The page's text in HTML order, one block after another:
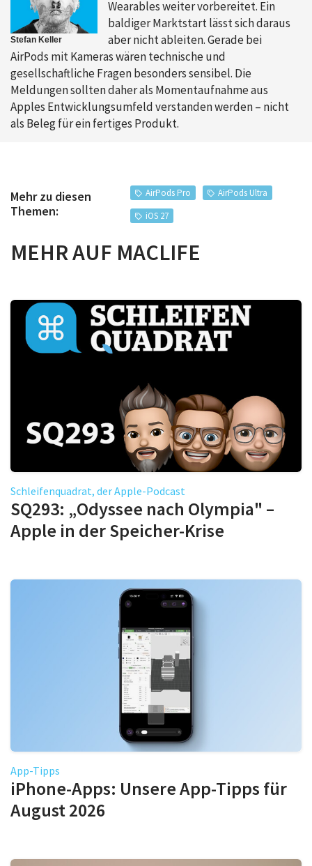
Stefan Keller
Wearables weiter vorbereitet. Ein
baldiger Marktstart lässt sich daraus
aber nicht ableiten. Gerade bei
AirPods mit Kameras wären technische und
gesellschaftliche Fragen besonders sensibel. Die
Meldungen sollten daher als Momentaufnahme aus
Apples Entwicklungsumfeld verstanden werden – nicht
als Beleg für ein fertiges Produkt.
Mehr zu diesen
Themen:
AirPods Pro
AirPods Ultra
iOS 27
MEHR AUF MACLIFE
Schleifenquadrat, der Apple-Podcast
SQ293: „Odyssee nach Olympia" –
Apple in der Speicher-Krise
App-Tipps
iPhone-Apps: Unsere App-Tipps für
August 2026